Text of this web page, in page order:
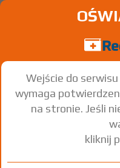
Wejście do
wymaga
na stronie. Jeśli
kliknij